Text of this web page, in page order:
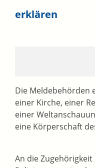
erklären
Die Meldebehörden
einer Kirche, einer
einer
eine Körperschaft
An die